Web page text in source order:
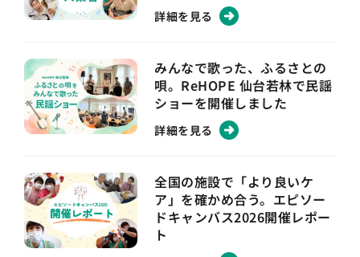
詳細を見る
みんなで歌った、ふるさとの
唄。ReHOPE 仙台若林で民謡
ショーを開催しました
詳細を見る
全国の施設で「より良いケ
ア」を確かめ合う。エピソー
ドキャンバス2026開催レポー
ト